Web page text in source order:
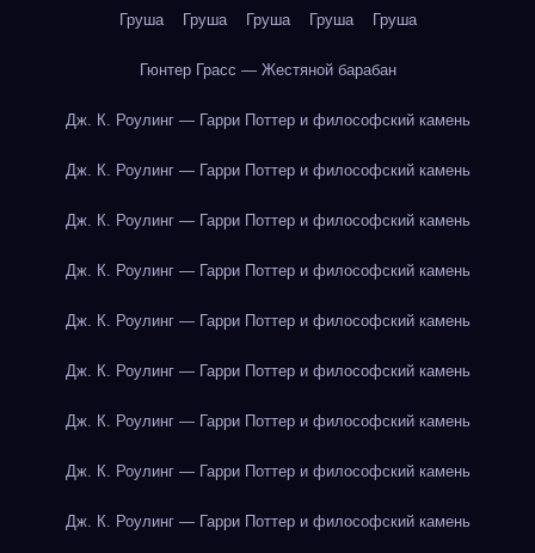
Груша Груша Груша Груша Груша
Гюнтер Грасс — Жестяной барабан
Дж. К. Роулинг — Гарри Поттер и философский камень
Дж. К. Роулинг — Гарри Поттер и философский камень
Дж. К. Роулинг — Гарри Поттер и философский камень
Дж. К. Роулинг — Гарри Поттер и философский камень
Дж. К. Роулинг — Гарри Поттер и философский камень
Дж. К. Роулинг — Гарри Поттер и философский камень
Дж. К. Роулинг — Гарри Поттер и философский камень
Дж. К. Роулинг — Гарри Поттер и философский камень
Дж. К. Роулинг — Гарри Поттер и философский камень